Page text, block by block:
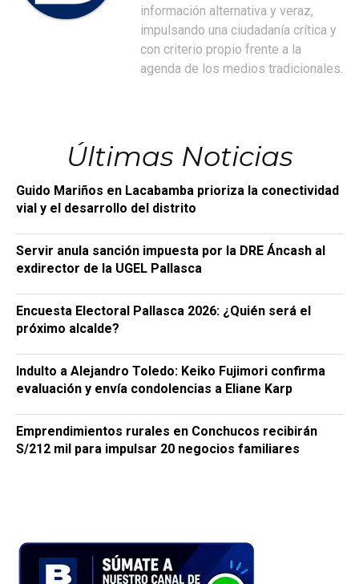
información alternativa y veraz,
impulsando una ciudadanía crítica y
con criterio propio frente a la
agenda de los medios tradicionales.
Últimas Noticias
Guido Mariños en Lacabamba prioriza la conectividad
vial y el desarrollo del distrito
Servir anula sanción impuesta por la DRE Áncash al
exdirector de la UGEL Pallasca
Encuesta Electoral Pallasca 2026: ¿Quién será el
próximo alcalde?
Indulto a Alejandro Toledo: Keiko Fujimori confirma
evaluación y envía condolencias a Eliane Karp
Emprendimientos rurales en Conchucos recibirán
S/212 mil para impulsar 20 negocios familiares